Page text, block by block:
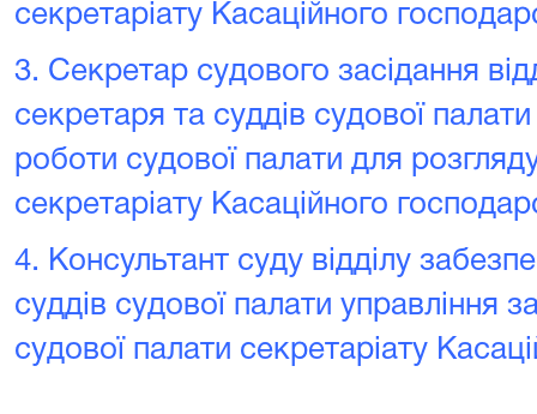
секретаріату Касаційного
3. Секретар судового засідання
секретаря та суддів судової
роботи судової палати для
секретаріату Касаційного
4. Консультант суду відділу
суддів судової палати управління
судової палати секретаріату